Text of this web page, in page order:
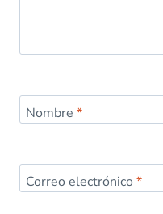
Nombre *
Correo electrónico *